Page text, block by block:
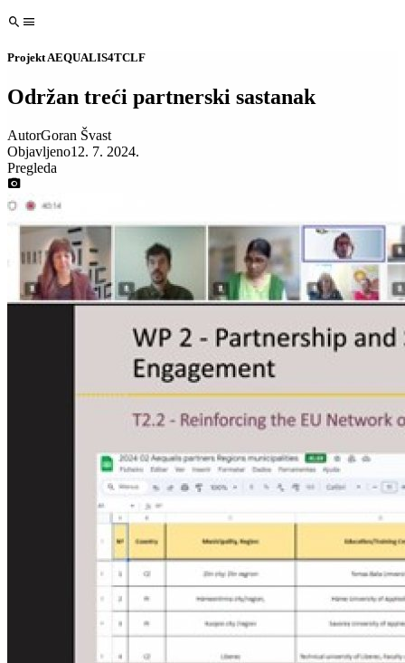
Projekt AEQUALIS4TCLF
Održan treći partnerski sastanak
AutorGoran Švast
Objavljeno12. 7. 2024.
Pregleda